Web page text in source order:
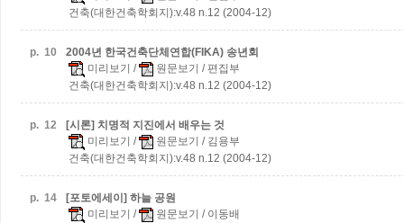
건축(대한건축학회지):v.48 n.12 (2004-12)
p. 10
2004년 한국건축단체연합(FIKA) 송년회
미리보기 / 원문보기 / 편집부
건축(대한건축학회지):v.48 n.12 (2004-12)
p. 12
[시론] 치명적 지진에서 배우는 것
미리보기 / 원문보기 / 김용부
건축(대한건축학회지):v.48 n.12 (2004-12)
p. 14
[포토에세이] 하늘 공원
미리보기 / 원문보기 / 이동배